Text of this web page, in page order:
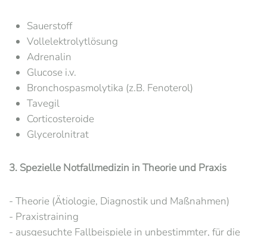
Sauerstoff
Vollelektrolytlösung
Adrenalin
Glucose i.v.
Bronchospasmolytika (z.B. Fenoterol)
Tavegil
Corticosteroide
Glycerolnitrat
3. Spezielle Notfallmedizin in Theorie und Praxis
- Theorie (Ätiologie, Diagnostik und Maßnahmen)
- Praxistraining
- ausgesuchte Fallbeispiele in unbestimmter, für die